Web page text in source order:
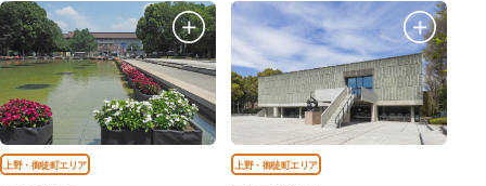
上野・御徒町エリア 上野・御徒町エリア